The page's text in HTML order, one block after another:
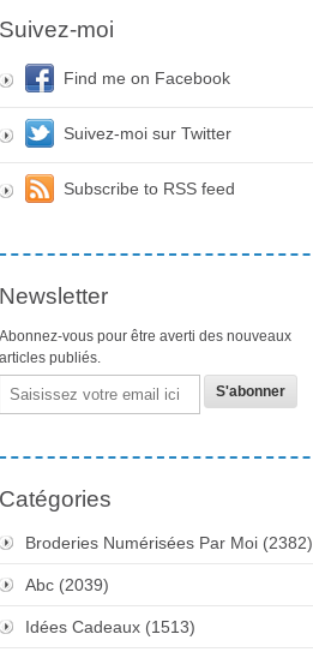
Suivez-moi
Find me on Facebook
Suivez-moi sur Twitter
Subscribe to RSS feed
Newsletter
Abonnez-vous pour être averti des nouveaux
articles publiés.
Email
Catégories
Broderies Numérisées Par Moi (2382)
Abc (2039)
Idées Cadeaux (1513)